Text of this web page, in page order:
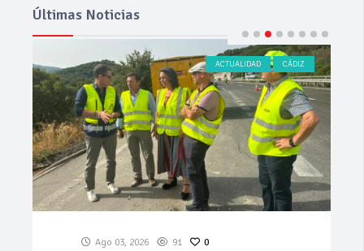
Últimas Noticias
ACTUALIDAD CÁDIZ
Ago 03, 2026 91 0